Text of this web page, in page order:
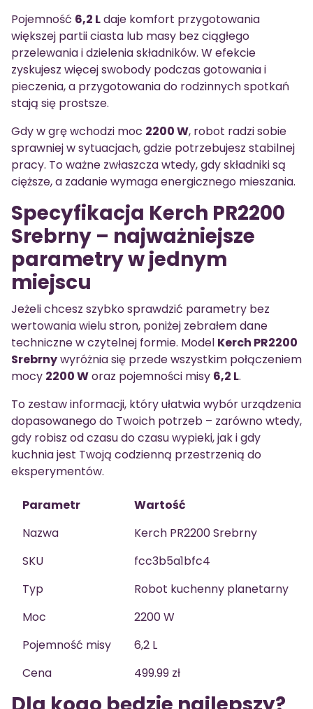
Pojemność 6,2 Ldaje komfort przygotowania
większej partii ciasta lub masy bez ciągłego
przelewania i dzielenia składników. W efekcie
zyskujesz więcej swobody podczas gotowania i
pieczenia, a przygotowania do rodzinnych spotkań
stają się prostsze.
Gdy w grę wchodzi moc 2200 W, robot radzi sobie
sprawniej w sytuacjach, gdzie potrzebujesz stabilnej
pracy. To ważne zwłaszcza wtedy, gdy składniki są
cięższe, a zadanie wymaga energicznego mieszania.
Specyfikacja Kerch PR2200
Srebrny – najważniejsze
parametry w jednym
miejscu
Jeżeli chcesz szybko sprawdzić parametry bez
wertowania wielu stron, poniżej zebrałem dane
techniczne w czytelnej formie. Model Kerch PR2200
Srebrnywyróżnia się przede wszystkim połączeniem
mocy 2200 Woraz pojemności misy 6,2 L.
To zestaw informacji, który ułatwia wybór urządzenia
dopasowanego do Twoich potrzeb – zarówno wtedy,
gdy robisz od czasu do czasu wypieki, jak i gdy
kuchnia jest Twoją codzienną przestrzenią do
eksperymentów.
Parametr
Wartość
Nazwa
Kerch PR2200 Srebrny
SKU
fcc3b5a1bfc4
Typ
Robot kuchenny planetarny
Moc
2200 W
Pojemność misy
6,2 L
Cena
499.99 zł